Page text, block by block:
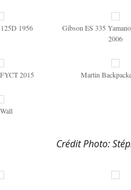
1956
Gibson ES 335
2006
2015 Martin
Crédit Photo: